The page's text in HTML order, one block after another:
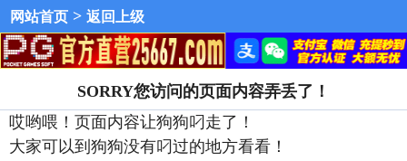
网站首页 > 返回上级
SORRY您访问的页面内容弄丢了！
哎哟喂！页面内容让狗狗叼走了！
大家可以到狗狗没有叼过的地方看看！